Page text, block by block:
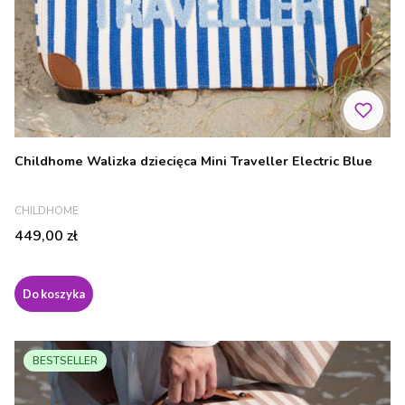
Childhome Walizka dziecięca Mini Traveller Electric Blue
PRODUCENT
CHILDHOME
Cena
449,00 zł
Do koszyka
BESTSELLER